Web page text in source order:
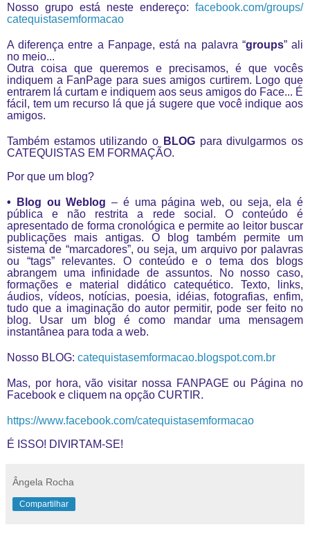
Nosso grupo está neste endereço: facebook.com/groups/
catequistasemformacao
A diferença entre a Fanpage, está na palavra “groups” ali
no meio...
Outra coisa que queremos e precisamos, é que vocês
indiquem a FanPage para sues amigos curtirem. Logo que
entrarem lá curtam e indiquem aos seus amigos do Face... É
fácil, tem um recurso lá que já sugere que você indique aos
amigos.
Também estamos utilizando o BLOGpara divulgarmos os
CATEQUISTAS EM FORMAÇÃO.
Por que um blog?
• Blog ou Weblog – é uma página web, ou seja, ela é
pública e não restrita a rede social. O conteúdo é
apresentado de forma cronológica e permite ao leitor buscar
publicações mais antigas. O blog também permite um
sistema de “marcadores”, ou seja, um arquivo por palavras
ou “tags” relevantes. O conteúdo e o tema dos blogs
abrangem uma infinidade de assuntos. No nosso caso,
formações e material didático catequético. Texto, links,
áudios, vídeos, notícias, poesia, idéias, fotografias, enfim,
tudo que a imaginação do autor permitir, pode ser feito no
blog. Usar um blog é como mandar uma mensagem
instantânea para toda a web.
Nosso BLOG: catequistasemformacao.blogspot.com.br
Mas, por hora, vão visitar nossa FANPAGE ou Página no
Facebook e cliquem na opção CURTIR.
https://www.facebook.com/catequistasemformacao
É ISSO! DIVIRTAM-SE!
Ângela Rocha
Compartilhar